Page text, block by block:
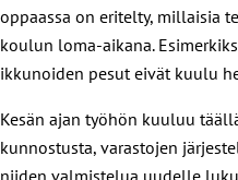
oppaassa on eritelty, millaisia
koulun loma-aikana.
ikkunoiden pesut eivät kuulu
Kesän ajan työhön kuuluu
kunnostusta, varastojen
niiden valmistelua uudelle